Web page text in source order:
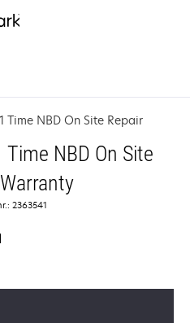
Time NBD On Site Repair
NBD On Site
2363541